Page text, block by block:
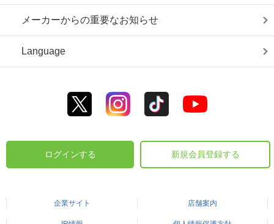
メーカーからの重要なお知らせ
Language
ログインする 新規会員登録する
企業サイト 店舗案内